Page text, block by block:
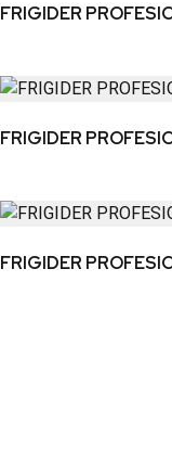
FRIGIDER
FRIGIDER
FRIGIDER